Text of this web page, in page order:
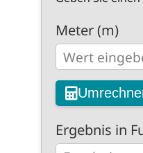
Meter (m)
Ergebnis in